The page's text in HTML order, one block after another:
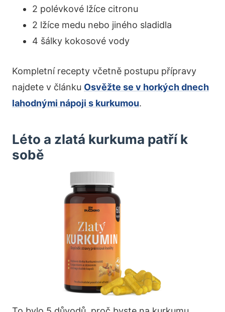
2 polévkové lžíce citronu
2 lžíce medu nebo jiného sladidla
4 šálky kokosové vody
Kompletní recepty včetně postupu přípravy
najdete v článku Osvěžte se v horkých dnech
lahodnými nápoji s kurkumou.
Léto a zlatá kurkuma patří k
sobě